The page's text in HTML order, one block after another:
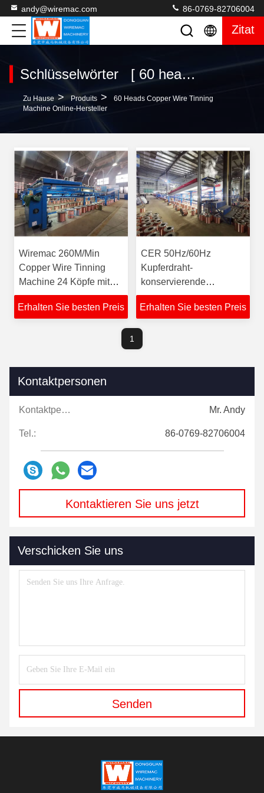
andy@wiremac.com 86-0769-82706004
Zitat
Schlüsselwörter [ 60 heads copper wire tinning machine ] Passen 2 produits
Zu Hause > Produits >
60 Heads Copper Wire Tinning
Machine Online-Hersteller
Wiremac 260M/Min
Copper Wire Tinning
Machine 24 Köpfe mit
Ausglühen
Erhalten Sie besten Preis
CER 50Hz/60Hz
Kupferdraht-
konservierende
Maschinen-Rohr, das
400W tempert
Erhalten Sie besten Preis
1
Kontaktpersonen
Kontaktpersonen: Mr. Andy
Tel.: 86-0769-82706004
Kontaktieren Sie uns jetzt
Verschicken Sie uns
Senden